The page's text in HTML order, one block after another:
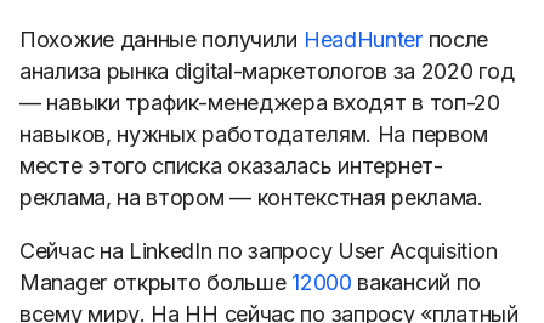
Похожие данные получили HeadHunterпосле
анализа рынка digital-маркетологов за 2020 год
— навыки трафик-менеджера входят в топ-20
навыков, нужных работодателям. На первом
месте этого списка оказалась интернет-
реклама, на втором — контекстная реклама.
Сейчас на LinkedIn по запросу User Acquisition
Manager открыто больше 12000 вакансий по
всему миру. На HH сейчас по запросу «платный